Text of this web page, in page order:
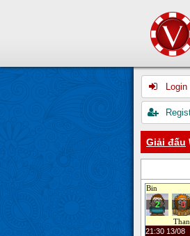
Login
Giải đấu
Bin
2 0
21:30 13/08